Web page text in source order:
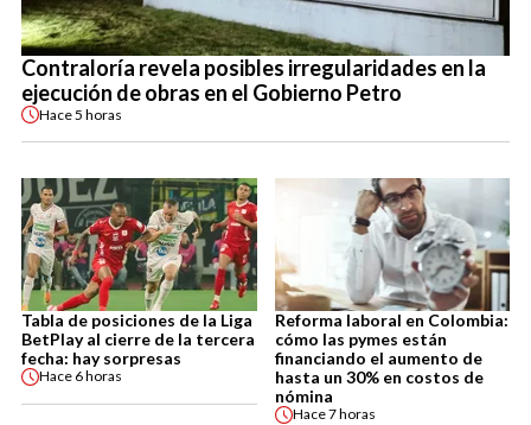
Contraloría revela posibles irregularidades en la
ejecución de obras en el Gobierno Petro
Hace5 horas
Tabla de posiciones de la Liga
BetPlay al cierre de la tercera
fecha: hay sorpresas
Hace 6 horas
Reforma laboral en Colombia:
cómo las pymes están
financiando el aumento de
hasta un 30% en costos de
nómina
Hace7 horas